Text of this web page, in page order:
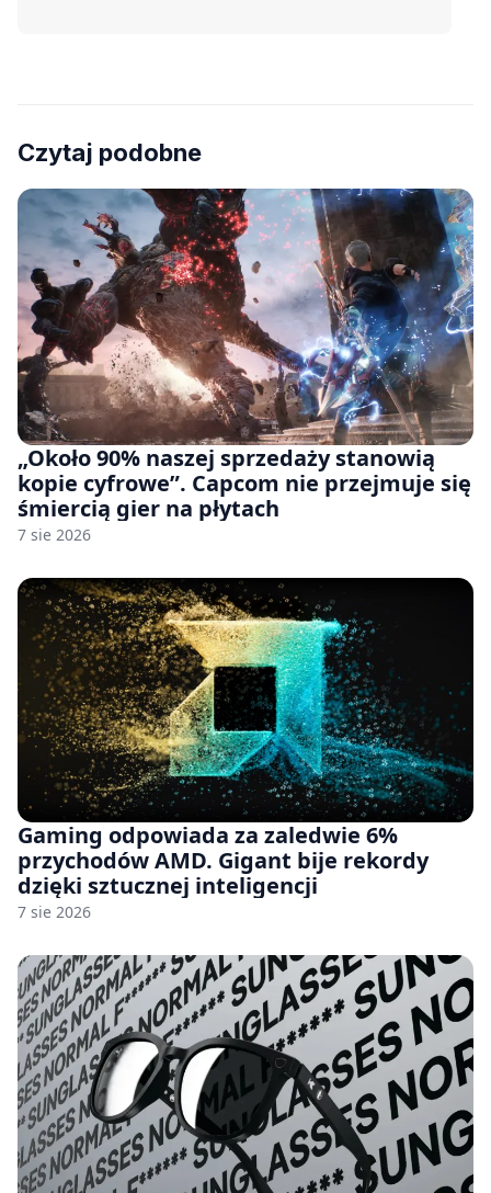
Czytaj podobne
„Około 90% naszej sprzedaży stanowią
kopie cyfrowe”. Capcom nie przejmuje się
śmiercią gier na płytach
7 sie 2026
Gaming odpowiada za zaledwie 6%
przychodów AMD. Gigant bije rekordy
dzięki sztucznej inteligencji
7 sie 2026